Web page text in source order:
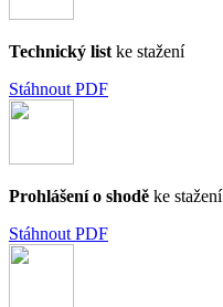
Technický list ke stažení
Stáhnout PDF
Prohlášení o shodě ke stažení
Stáhnout PDF